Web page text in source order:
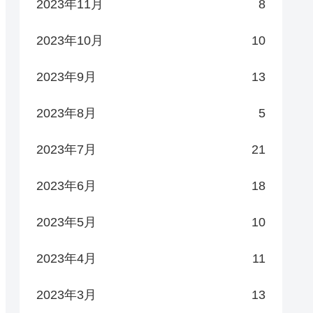
2023年11月 8
2023年10月 10
2023年9月 13
2023年8月 5
2023年7月 21
2023年6月 18
2023年5月 10
2023年4月 11
2023年3月 13